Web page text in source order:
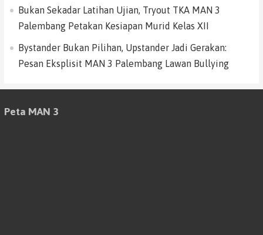
Bukan Sekadar Latihan Ujian, Tryout TKA MAN 3
Palembang Petakan Kesiapan Murid Kelas XII
Bystander Bukan Pilihan, Upstander Jadi Gerakan:
Pesan Eksplisit MAN 3 Palembang Lawan Bullying
Peta MAN 3